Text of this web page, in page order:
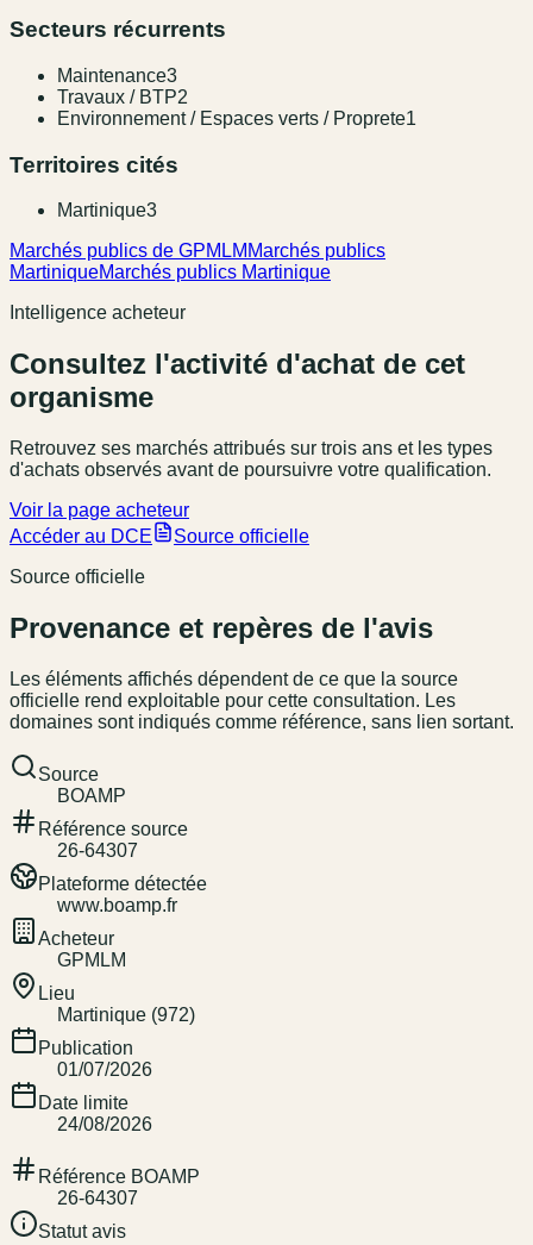
Secteurs récurrents
Maintenance3
Travaux / BTP2
Environnement / Espaces verts / Proprete1
Territoires cités
Martinique3
Marchés publics de GPMLM Marchés publics
MartiniqueMarchés publics Martinique
Intelligence acheteur
Consultez l'activité d'achat de cet
organisme
Retrouvez ses marchés attribués sur trois ans et les types
d'achats observés avant de poursuivre votre qualification.
Voir la page acheteur
Accéder au DCE
Source officielle
Source officielle
Provenance et repères de l'avis
Les éléments affichés dépendent de ce que la source
officielle rend exploitable pour cette consultation. Les
domaines sont indiqués comme référence, sans lien sortant.
Source
BOAMP
Référence source
26-64307
Plateforme détectée
www.boamp.fr
Acheteur
GPMLM
Lieu
Martinique (972)
Publication
01/07/2026
Date limite
24/08/2026
Référence BOAMP
26-64307
Statut avis